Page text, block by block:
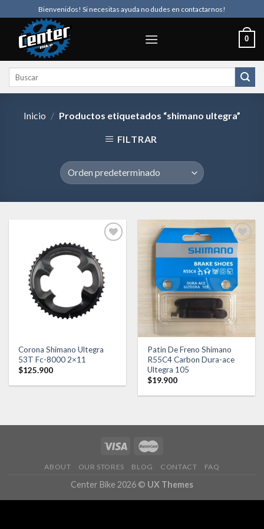
to
content
Bienvenidos! Si necesitas ayuda no dudes en contactarnos!
0
Inicio / Productos etiquetados “shimano ultegra”
FILTRAR
Añadir
a la
lista de
deseos
Corona Shimano Ultegra
53T Fc-8000 2×11
$125.900
Añadir
a la
lista de
deseos
Patin De Freno Shimano
R55C4 Carbon Dura-ace
Ultegra 105
$19.900
ABOUT OUR STORES BLOG CONTACT FAQ
Center Bike 2026 © UX Themes